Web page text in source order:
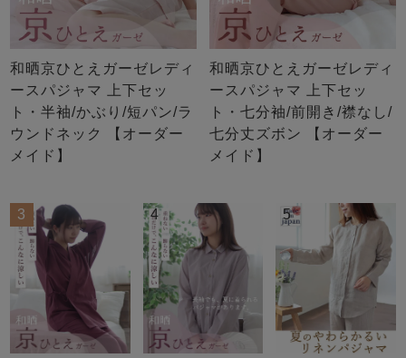
和晒京ひとえガーゼレディ
ースパジャマ 上下セッ
ト・半袖/かぶり/短パン/ラ
ウンドネック 【オーダー
メイド】
和晒京ひとえガーゼレディ
ースパジャマ 上下セッ
ト・七分袖/前開き/襟なし/
七分丈ズボン 【オーダー
メイド】
3 4 5